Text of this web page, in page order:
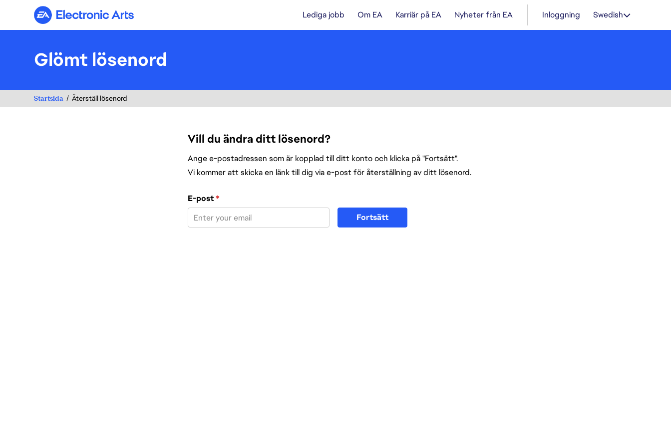
Electronic Arts Lediga jobb Om EA Karriär på EA Nyheter från EA Inloggning Swedish
Glömt lösenord
Startsida Återställ lösenord
Vill du ändra ditt lösenord?
Ange e-postadressen som är kopplad till ditt konto och klicka på "Fortsätt".
Vi kommer att skicka en länk till dig via e-post för återställning av ditt lösenord.
Återställ lösenord med din e-post
E-post*
Fortsätt